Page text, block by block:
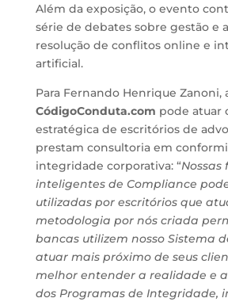
Além da exposição, o evento
série de debates sobre gestão e
resolução de conflitos online e
artificial.
Para Fernando Henrique Zanoni,
CódigoConduta.com pode atuar
estratégica de escritórios de
prestam consultoria em
integridade corporativa: “
inteligentes de Compliance
utilizadas por escritórios que
metodologia por nós criada
bancas utilizem nosso Sistema
atuar mais próximo de seus
melhor entender a realidade e
dos Programas de Integridade,